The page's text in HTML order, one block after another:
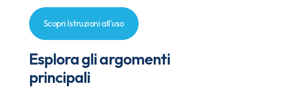
Scopri Istruzioni all'uso
Esplora gli argomenti
principali